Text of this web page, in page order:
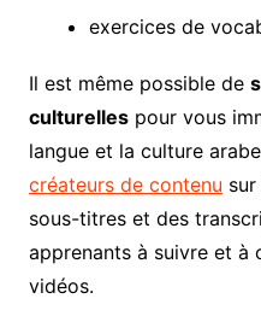
exercices de
Il est même possible de
culturellespour vous
langue et la culture
créateurs de contenu
sous-titres et des
apprenants à suivre et à
vidéos.